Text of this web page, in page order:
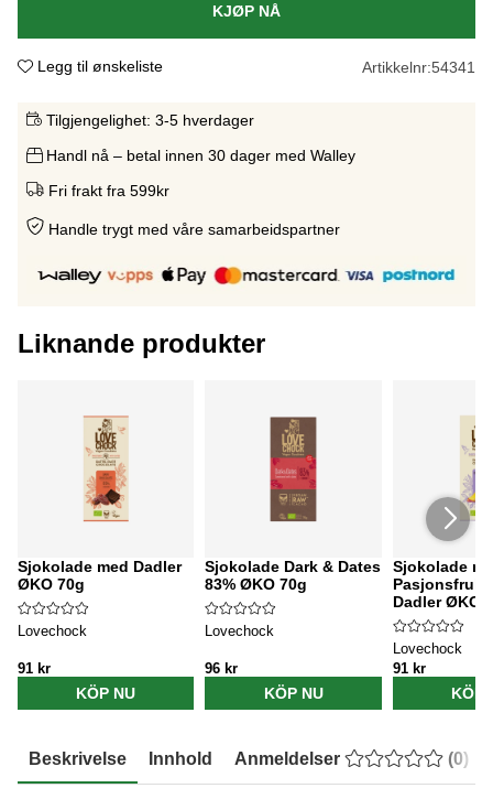
KJØP NÅ
Legg til ønskeliste Artikkelnr:54341
Tilgjengelighet: 3-5 hverdager
Handl nå – betal innen 30 dager med Walley
Fri frakt fra 599kr
Handle trygt med våre samarbeidspartner
Liknande produkter
Sjokolade med Dadler
ØKO 70g
Lovechock
91 kr
KÖP NU
Sjokolade Dark & Dates
83% ØKO 70g
Lovechock
96 kr
KÖP NU
Sjokolade
Dadler ØKO
Lovechock
91 kr
KÖP
Beskrivelse Innhold Anmeldelser (0)